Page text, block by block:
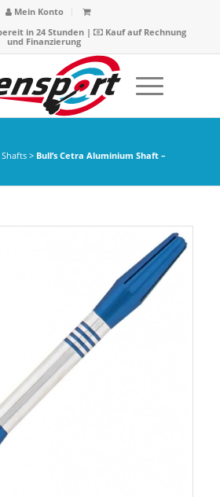
Mein Konto
in 24 Stunden |
Kauf auf Rechnung
und Finanzierung
Shafts> Bull’s Cetra Aluminium Shaft –